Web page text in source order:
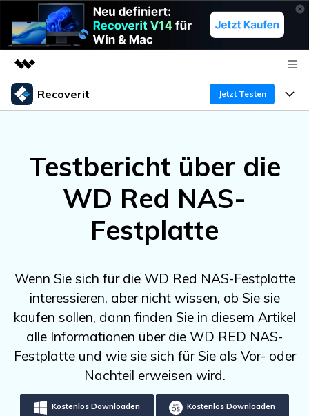
Top-Produkte
Überblick
Lösungen
Über uns
Presseraum
Recoverit Jetzt Testen
Recoverit für Windows
KI
Ein führendes Tool zur Datenrettung für Windows
Kostenlos Testen
Recoverit für Mac
KI
Unbegrenzte Daten vom Mac-System
wiederherstellen
Kostenlos Testen
Funktionen
Wiederherstellung von Laufwerken
Gel?schte Medien wiederherstellen
Exklusive Wiederherstellungsl?sungen Neu
Dokumente wiederherstellen
Datenverlust-Szenarien
ALLE FUNKTIONEN ENTDECKEN
Ressourcen
Warum Recoverit
Kundengeschichten
Aktuelles Thema
DOWNLOAD Sign In
search
Testbericht über die
WD Red NAS-
Festplatte
Wenn Sie sich für die WD Red NAS-Festplatte
interessieren, aber nicht wissen, ob Sie sie
kaufen sollen, dann finden Sie in diesem Artikel
alle Informationen über die WD RED NAS-
Festplatte und wie sie sich für Sie als Vor- oder
Nachteil erweisen wird.
Kostenlos Downloaden Kostenlos Downloaden